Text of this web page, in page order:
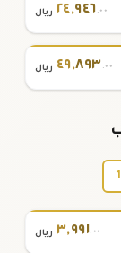
٢٤,٩٤٦.٠٠ ريال
٤٩,٨٩٣.٠٠ ريال
٣,٩٩١.٠٠ ريال